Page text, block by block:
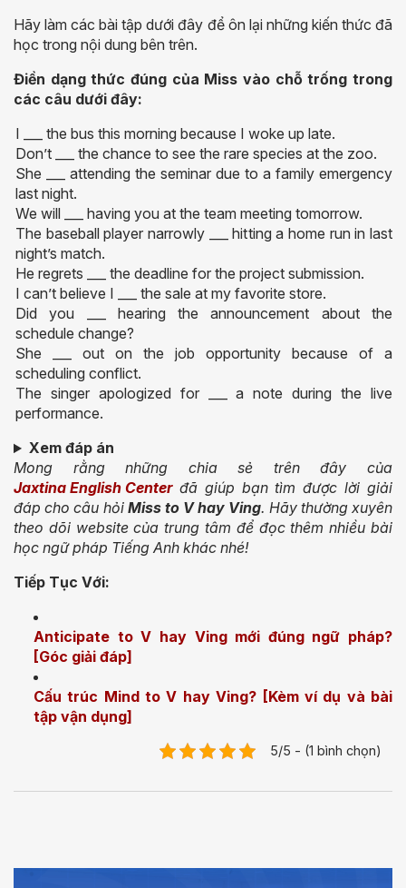
Hãy làm các bài tập dưới đây để ôn lại những kiến thức đã
học trong nội dung bên trên.
Điền dạng thức đúng của Miss vào chỗ trống trong
các câu dưới đây:
I ___ the bus this morning because I woke up late.
Don’t ___ the chance to see the rare species at the zoo.
She ___ attending the seminar due to a family emergency
last night.
We will ___ having you at the team meeting tomorrow.
The baseball player narrowly ___ hitting a home run in last
night’s match.
He regrets ___ the deadline for the project submission.
I can’t believe I ___ the sale at my favorite store.
Did you ___ hearing the announcement about the
schedule change?
She ___ out on the job opportunity because of a
scheduling conflict.
The singer apologized for ___ a note during the live
performance.
Xem đáp án
Mong rằng những chia sẻ trên đây của
Jaxtina English Centerđã giúp bạn tìm được lời giải
đáp cho câu hỏi Miss to V hay Ving. Hãy thường xuyên
theo dõi website của trung tâm để đọc thêm nhiều bài
học ngữ pháp Tiếng Anh khác nhé!
Tiếp Tục Với:
Anticipate to V hay Ving mới đúng ngữ pháp?
[Góc giải đáp]
Cấu trúc Mind to V hay Ving? [Kèm ví dụ và bài
tập vận dụng]
5/5 - (1 bình chọn)